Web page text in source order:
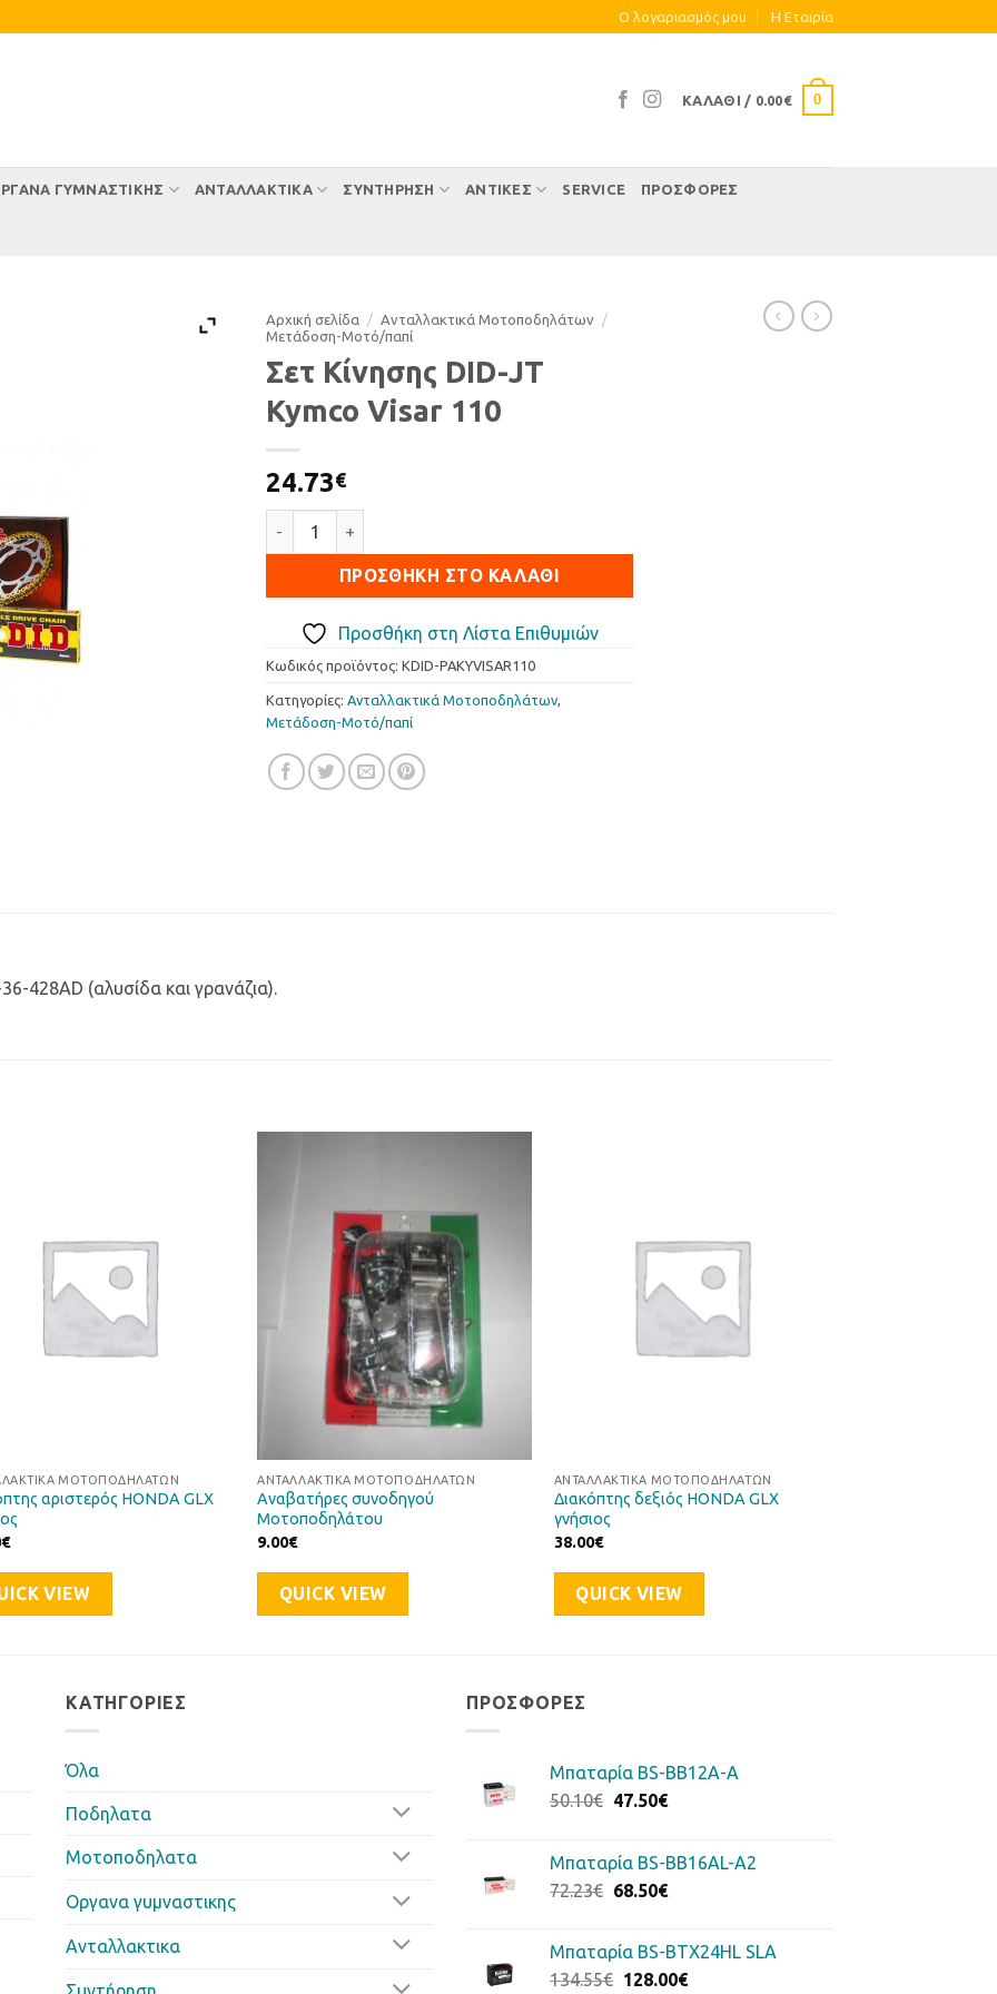
Ο λογαριασμός μου Η Eταιρία
ΚΑΛΆΘΙ / 0.00€ 0
ΓΥΜΝΑΣΤΙΚΗΣ ΑΝΤΑΛΛΑΚΤΙΚΑ ΣΥΝΤΉΡΗΣΗ ΑΝΤΊΚΕΣ SERVICE ΠΡΟΣΦΟΡΕΣ
Αρχική σελίδα / Ανταλλακτικά Μοτοποδηλάτων
/
Μετάδοση-Μοτό/παπί
Σετ Κίνησης DID-JT
Kymco Visar 110
24.73€
ΠΡΟΣΘΉΚΗ ΣΤΟ ΚΑΛΆΘΙ
Προσθήκη στη Λίστα Επιθυμιών
Κωδικός προϊόντος: KDID-PAKYVISAR110
Κατηγορίες: Ανταλλακτικά Μοτοποδηλάτων,
Μετάδοση-Μοτό/παπί
428AD (αλυσίδα και γρανάζια).
ΜΟΤΟΠΟΔΗΛΆΤΩΝ
αριστερός HONDA GLX
€
VIEW
ΑΝΤΑΛΛΑΚΤΙΚΆ ΜΟΤΟΠΟΔΗΛΆΤΩΝ
Αναβατήρες συνοδηγού
Μοτοποδηλάτου
9.00€
QUICK VIEW
ΑΝΤΑΛΛΑΚΤΙΚΆ ΜΟΤΟΠΟΔΗΛΆΤΩΝ
Διακόπτης δεξιός HONDA GLX
γνήσιος
38.00€
QUICK VIEW
ΚΑΤΗΓΟΡΊΕΣ
Όλα
Ποδηλατα
Μοτοποδηλατα
Οργανα γυμναστικης
Ανταλλακτικα
ΠΡΟΣΦΟΡΈΣ
Μπαταρία BS-BB12A-A
50.10€ Original
50.10€.
47.50€Η
είναι:
47.50€.
Μπαταρία BS-BB16AL-A2
72.23€ Original
72.23€.
68.50€Η
είναι:
68.50€.
Μπαταρία BS-BTX24HL SLA
134.55€ Original
128.00€Η